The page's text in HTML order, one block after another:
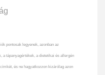
pontosak legyenek, azonban az
tápanyagértékek, a dietetikai és allergén
és ne hagyatkozzon kizárólag azon